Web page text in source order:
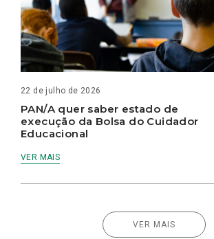
22 de julho de 2026
PAN/A quer saber estado de
execução da Bolsa do Cuidador
Educacional
VER MAIS
VER MAIS